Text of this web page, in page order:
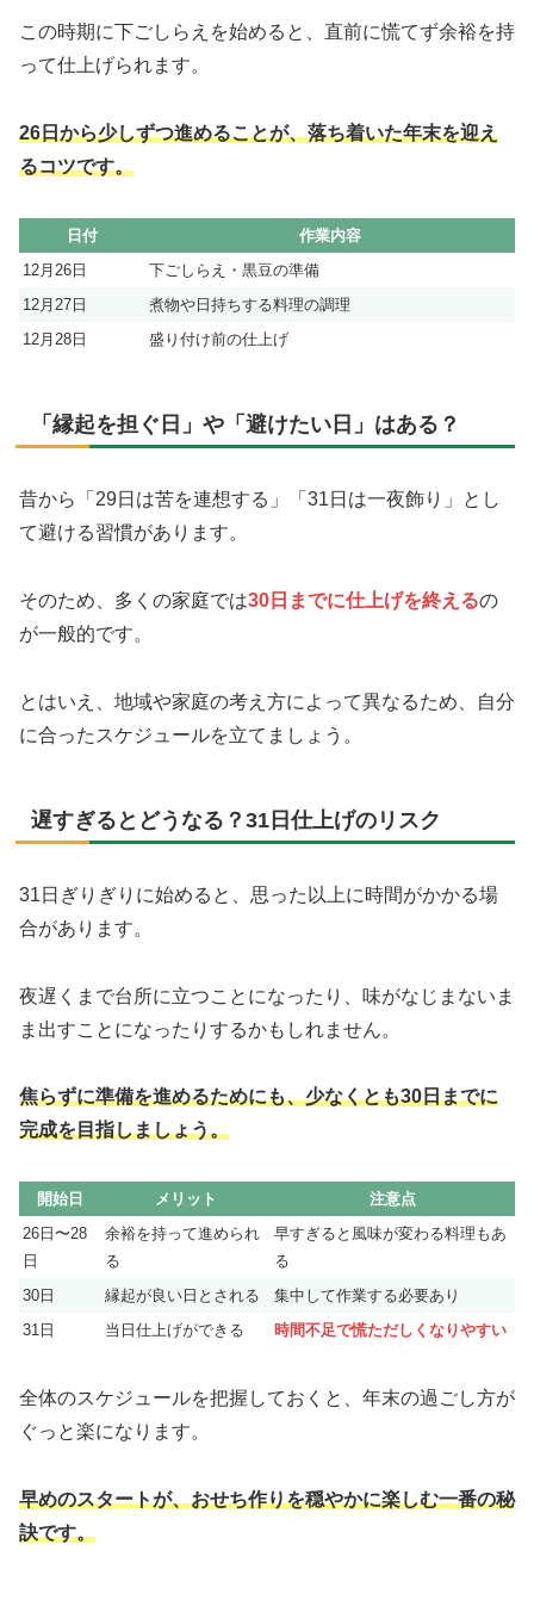
この時期に下ごしらえを始めると、直前に慌てず余裕を持
って仕上げられます。
26日から少しずつ進めることが、落ち着いた年末を迎え
るコツです。
日付
作業内容
12月26日
下ごしらえ・黒豆の準備
12月27日
煮物や日持ちする料理の調理
12月28日
盛り付け前の仕上げ
「縁起を担ぐ日」や「避けたい日」はある？
昔から「29日は苦を連想する」「31日は一夜飾り」とし
て避ける習慣があります。
そのため、多くの家庭では30日までに仕上げを終えるの
が一般的です。
とはいえ、地域や家庭の考え方によって異なるため、自分
に合ったスケジュールを立てましょう。
遅すぎるとどうなる？31日仕上げのリスク
31日ぎりぎりに始めると、思った以上に時間がかかる場
合があります。
夜遅くまで台所に立つことになったり、味がなじまないま
ま出すことになったりするかもしれません。
焦らずに準備を進めるためにも、少なくとも30日までに
完成を目指しましょう。
開始日 メリット
注意点
26日〜28
日
余裕を持って進められ
る
早すぎると風味が変わる料理もあ
る
30日
縁起が良い日とされる
集中して作業する必要あり
31日
当日仕上げができる 時間不足で慌ただしくなりやすい
全体のスケジュールを把握しておくと、年末の過ごし方が
ぐっと楽になります。
早めのスタートが、おせち作りを穏やかに楽しむ一番の秘
訣です。